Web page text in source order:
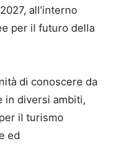
all’interno
per il futuro della
di conoscere da
in diversi ambiti,
il turismo
ed